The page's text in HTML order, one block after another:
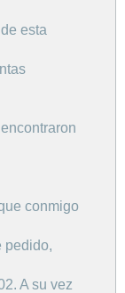
esta
conmigo
pedido,
A su vez